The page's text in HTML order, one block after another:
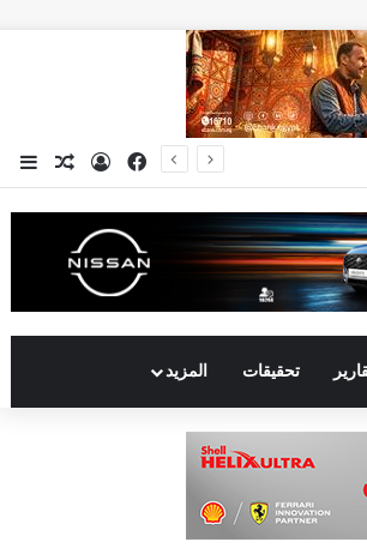
فيسبوك
تسجيلمقال
تحقيقات المزيد